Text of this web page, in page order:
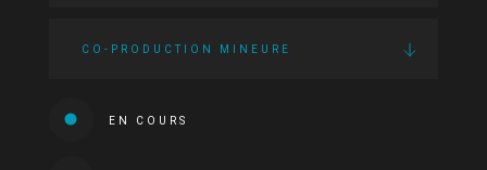
CO-PRODUCTION MINEURE
EN COURS